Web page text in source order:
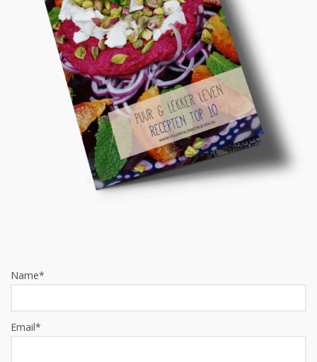
Name*
Email*